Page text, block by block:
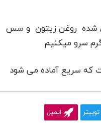
شده روغن زیتون و سس
سرو میکنیم
که سریع آماده می شود
توییتر ایمیل